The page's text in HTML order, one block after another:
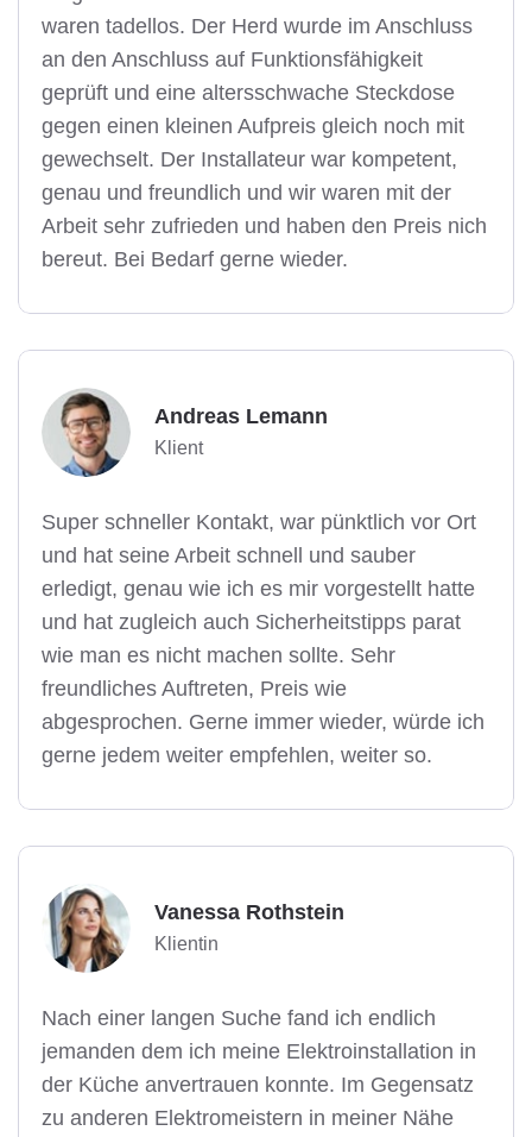
waren tadellos. Der Herd wurde im Anschluss
an den Anschluss auf Funktionsfähigkeit
geprüft und eine altersschwache Steckdose
gegen einen kleinen Aufpreis gleich noch mit
gewechselt. Der Installateur war kompetent,
genau und freundlich und wir waren mit der
Arbeit sehr zufrieden und haben den Preis nich
bereut. Bei Bedarf gerne wieder.
Andreas Lemann
Klient
Super schneller Kontakt, war pünktlich vor Ort
und hat seine Arbeit schnell und sauber
erledigt, genau wie ich es mir vorgestellt hatte
und hat zugleich auch Sicherheitstipps parat
wie man es nicht machen sollte. Sehr
freundliches Auftreten, Preis wie
abgesprochen. Gerne immer wieder, würde ich
gerne jedem weiter empfehlen, weiter so.
Vanessa Rothstein
Klientin
Nach einer langen Suche fand ich endlich
jemanden dem ich meine Elektroinstallation in
der Küche anvertrauen konnte. Im Gegensatz
zu anderen Elektromeistern in meiner Nähe